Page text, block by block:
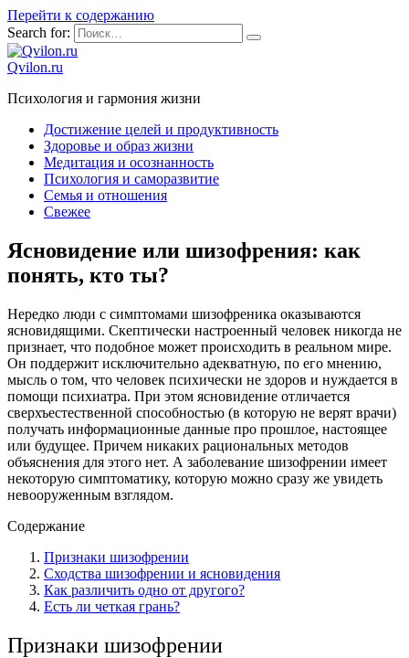
Перейти к содержанию
Search for:
Qvilon.ru
Психология и гармония жизни
Достижение целей и продуктивность
Здоровье и образ жизни
Медитация и осознанность
Психология и саморазвитие
Семья и отношения
Свежее
Ясновидение или шизофрения: как
понять, кто ты?
Нередко люди с симптомами шизофреника оказываются
ясновидящими. Скептически настроенный человек никогда не
признает, что подобное может происходить в реальном мире.
Он поддержит исключительно адекватную, по его мнению,
мысль о том, что человек психически не здоров и нуждается в
помощи психиатра. При этом ясновидение отличается
сверхъестественной способностью (в которую не верят врачи)
получать информационные данные про прошлое, настоящее
или будущее. Причем никаких рациональных методов
объяснения для этого нет. А заболевание шизофрении имеет
некоторую симптоматику, которую можно сразу же увидеть
невооруженным взглядом.
Содержание
Признаки шизофрении
Сходства шизофрении и ясновидения
Как различить одно от другого?
Есть ли четкая грань?
Признаки шизофрении